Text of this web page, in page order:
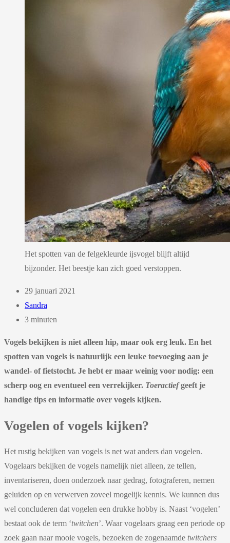
Het spotten van de felgekleurde ijsvogel blijft altijd
bijzonder. Het beestje kan zich goed verstoppen.
29 januari 2021
Sandra
3 minuten
Vogels bekijken is niet alleen hip, maar ook erg leuk. En het
spotten van vogels is natuurlijk een leuke toevoeging aan je
wandel- of fietstocht. Je hebt er maar weinig voor nodig: een
scherp oog en eventueel een verrekijker. Toeractiefgeeft je
handige tips en informatie over vogels kijken.
Vogelen of vogels kijken?
Het rustig bekijken van vogels is net wat anders dan vogelen.
Vogelaars bekijken de vogels namelijk niet alleen, ze tellen,
inventariseren, doen onderzoek naar gedrag, fotograferen, nemen
geluiden op en verwerven zoveel mogelijk kennis. We kunnen dus
wel concluderen dat vogelen een drukke hobby is. Naast ‘vogelen’
bestaat ook de term ‘twitchen’. Waar vogelaars graag een periode op
zoek gaan naar mooie vogels, bezoeken de zogenaamde twitchers